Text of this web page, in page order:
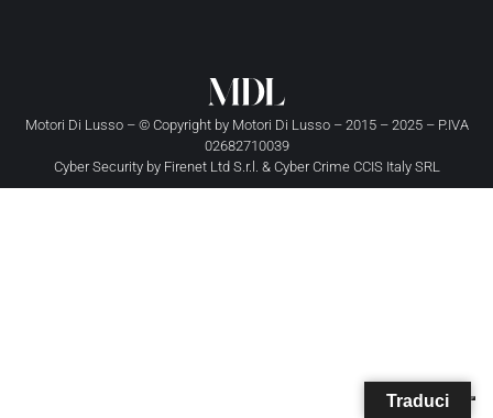
Motori Di Lusso – © Copyright by Motori Di Lusso– 2015 – 2025 – P.IVA
02682710039
Cyber Security by Firenet Ltd S.r.l. & Cyber Crime CCIS Italy SRL
Traduci